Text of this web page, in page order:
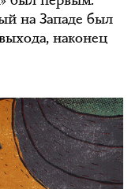
на Западе был
наконец